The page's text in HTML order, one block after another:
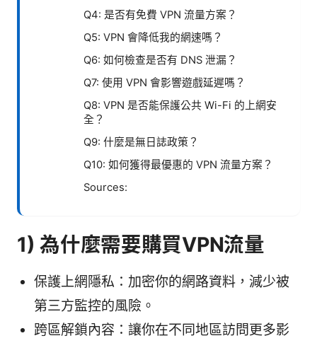
Q4: 是否有免費 VPN 流量方案？
Q5: VPN 會降低我的網速嗎？
Q6: 如何檢查是否有 DNS 泄漏？
Q7: 使用 VPN 會影響遊戲延遲嗎？
Q8: VPN 是否能保護公共 Wi-Fi 的上網安
全？
Q9: 什麼是無日誌政策？
Q10: 如何獲得最優惠的 VPN 流量方案？
Sources:
1) 為什麼需要購買VPN流量
保護上網隱私：加密你的網路資料，減少被
第三方監控的風險。
跨區解鎖內容：讓你在不同地區訪問更多影